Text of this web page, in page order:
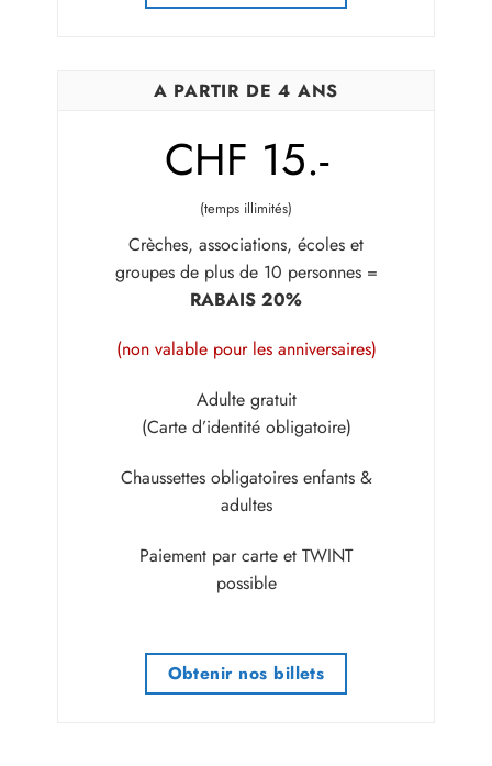
A PARTIR DE 4 ANS
CHF 15.-
(temps illimités)
Crèches, associations, écoles et
groupes de plus de 10 personnes =
RABAIS 20%
(non valable pour les anniversaires)
Adulte gratuit
(Carte d’identité obligatoire)
Chaussettes obligatoires enfants &
adultes
Paiement par carte et TWINT
possible
Obtenir nos billets